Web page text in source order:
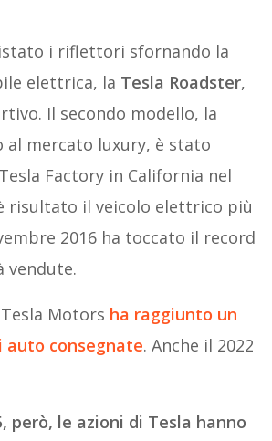
i riflettori sfornando la
elettrica, la Tesla Roadster,
Il secondo modello, la
al mercato luxury, è stato
Factory in California nel
risultato il veicolo elettrico più
2016 ha toccato il record
vendute.
Motors ha raggiunto un
auto consegnate. Anche il 2022
però, le azioni di Tesla hanno